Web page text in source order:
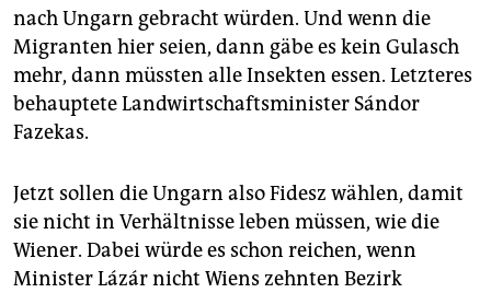
nach Ungarn gebracht würden. Und wenn die
Migranten hier seien, dann gäbe es kein Gulasch
mehr, dann müssten alle Insekten essen. Letzteres
behauptete Landwirtschaftsminister Sándor
Fazekas.
Jetzt sollen die Ungarn also Fidesz wählen, damit
sie nicht in Verhältnisse leben müssen, wie die
Wiener. Dabei würde es schon reichen, wenn
Minister Lázár nicht Wiens zehnten Bezirk